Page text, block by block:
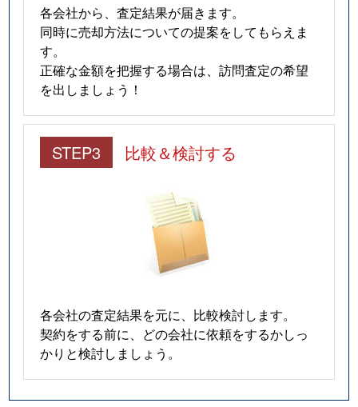
各会社から、査定結果が届きます。
同時に売却方法についての提案をしてもらえま
す。
正確な金額を把握する場合は、訪問査定の希望
を出しましょう！
STEP3 比較＆検討する
各会社の査定結果を元に、比較検討します。
契約をする前に、どの会社に依頼をするかしっ
かりと検討しましょう。